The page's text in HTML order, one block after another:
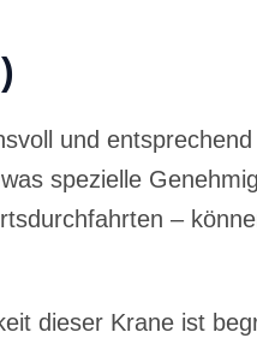
und
spezielle
–
dieser Krane ist